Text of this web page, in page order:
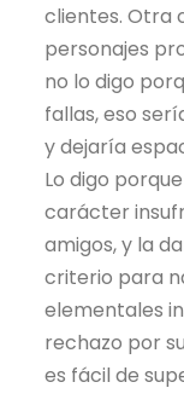
clientes. Otra
personajes
no lo digo
fallas, eso
y dejaría
Lo digo
carácter
amigos, y la
criterio para
elementales
rechazo por
es fácil de